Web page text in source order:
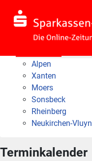
Alpen
Xanten
Moers
Sonsbeck
Rheinberg
Neukirchen-Vluyn
Terminkalender